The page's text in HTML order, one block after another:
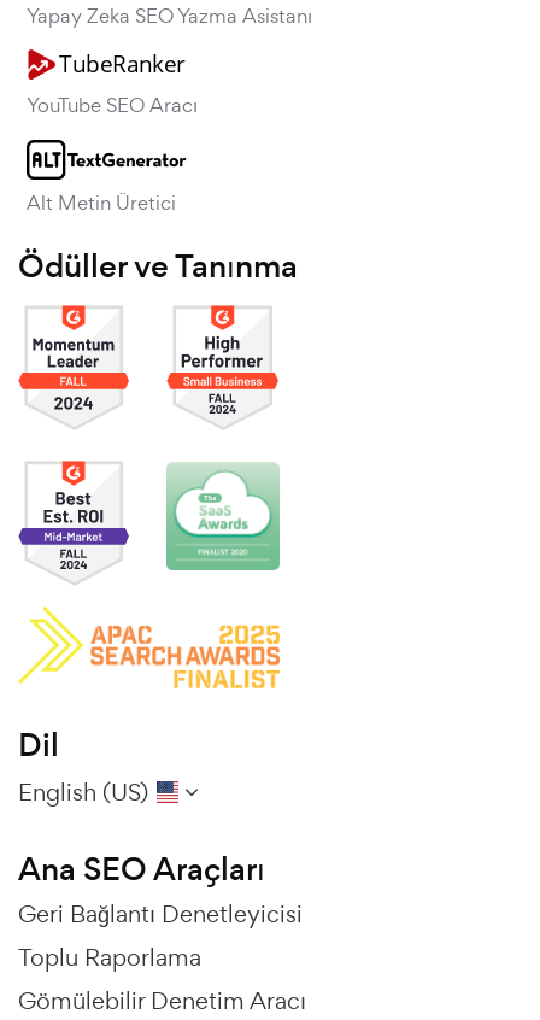
Yapay Zeka SEO Yazma Asistanı
YouTube SEO Aracı
Alt Metin Üretici
Ödüller ve Tanınma
Dil
English (US)
Ana SEO Araçları
Geri Bağlantı Denetleyicisi
Toplu Raporlama
Gömülebilir Denetim Aracı